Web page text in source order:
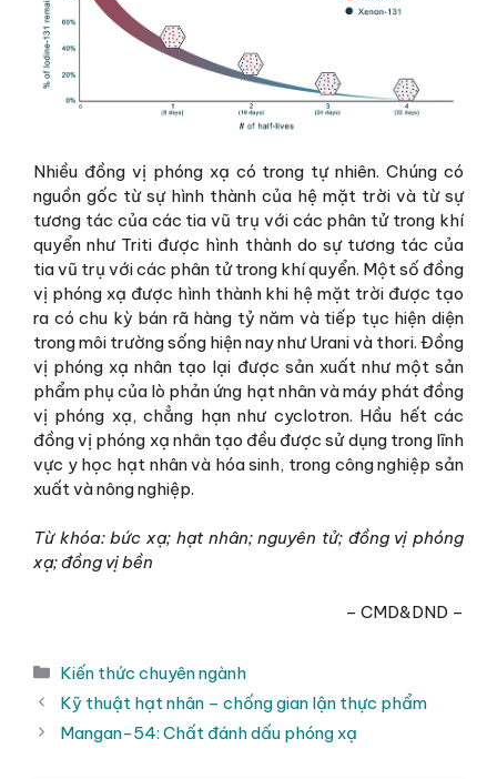
Nhiều đồng vị phóng xạ có trong tự nhiên. Chúng có
nguồn gốc từ sự hình thành của hệ mặt trời và từ sự
tương tác của các tia vũ trụ với các phân tử trong khí
quyển như Triti được hình thành do sự tương tác của
tia vũ trụ với các phân tử trong khí quyển. Một số đồng
vị phóng xạ được hình thành khi hệ mặt trời được tạo
ra có chu kỳ bán rã hàng tỷ năm và tiếp tục hiện diện
trong môi trường sống hiện nay như Urani và thori. Đồng
vị phóng xạ nhân tạo lại được sản xuất như một sản
phẩm phụ của lò phản ứng hạt nhân và máy phát đồng
vị phóng xạ, chẳng hạn như cyclotron. Hầu hết các
đồng vị phóng xạ nhân tạo đều được sử dụng trong lĩnh
vực y học hạt nhân và hóa sinh, trong công nghiệp sản
xuất và nông nghiệp.
Từ khóa: bức xạ; hạt nhân; nguyên tử; đồng vị phóng
xạ; đồng vị bền
– CMD&DND –
Danh
mục
Kiến thức chuyên ngành
Kỹ thuật hạt nhân – chống gian lận thực phẩm
Mangan-54: Chất đánh dấu phóng xạ